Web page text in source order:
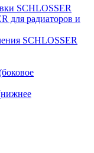
SCHLOSSER
для радиаторов и
SCHLOSSER